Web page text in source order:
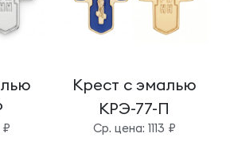
₽
Крест с эмалью
КРЭ-77-П
Cр. цена: 1113 ₽